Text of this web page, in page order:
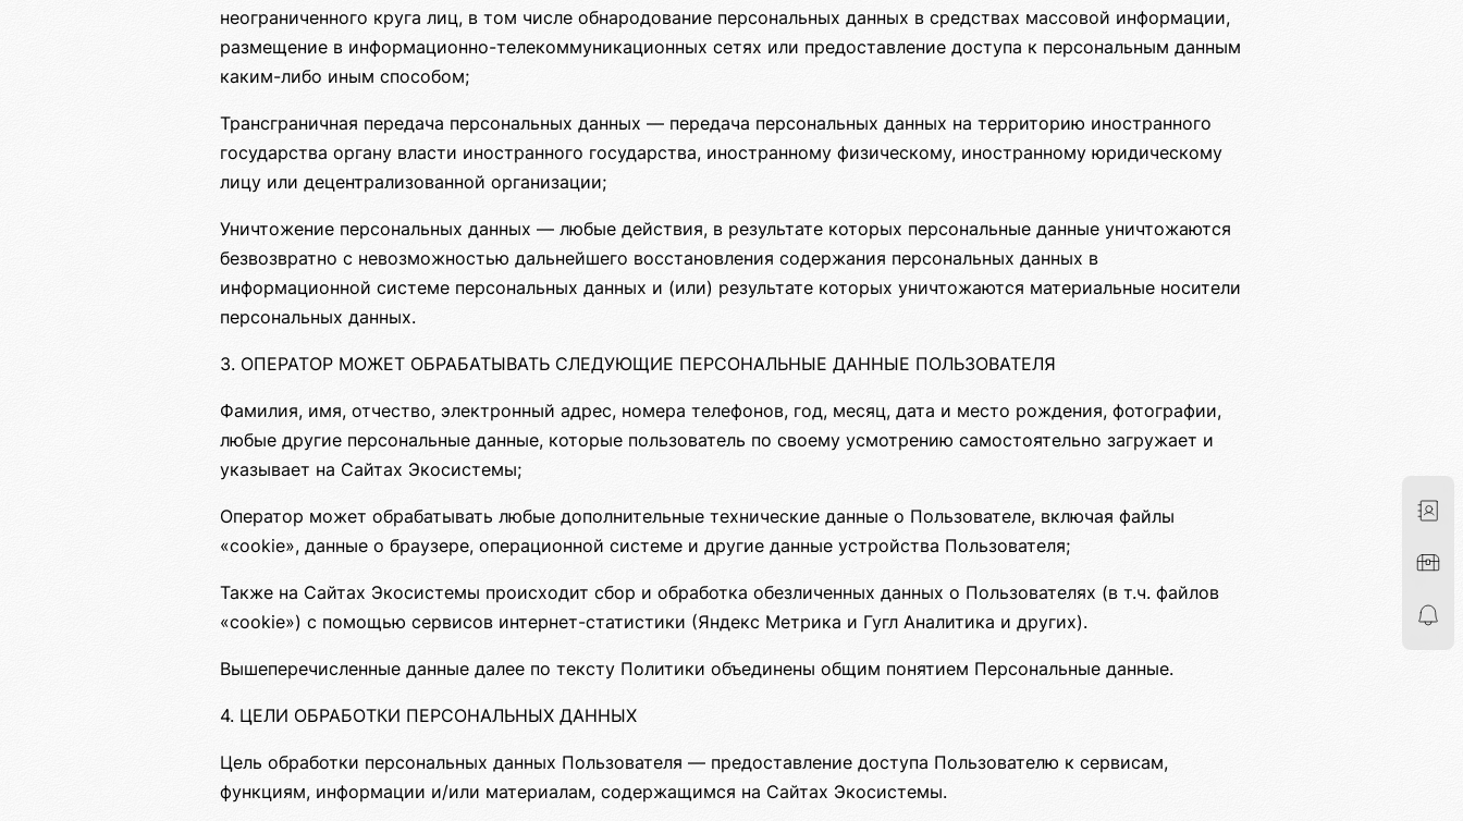
неограниченного круга лиц, в том числе обнародование персональных данных в средствах массовой информации,
размещение в информационно-телекоммуникационных сетях или предоставление доступа к персональным данным
каким-либо иным способом;
Трансграничная передача персональных данных — передача персональных данных на территорию иностранного
государства органу власти иностранного государства, иностранному физическому, иностранному юридическому
лицу или децентрализованной организации;
Уничтожение персональных данных — любые действия, в результате которых персональные данные уничтожаются
безвозвратно с невозможностью дальнейшего восстановления содержания персональных данных в
информационной системе персональных данных и (или) результате которых уничтожаются материальные носители
персональных данных.
3. ОПЕРАТОР МОЖЕТ ОБРАБАТЫВАТЬ СЛЕДУЮЩИЕ ПЕРСОНАЛЬНЫЕ ДАННЫЕ ПОЛЬЗОВАТЕЛЯ
Фамилия, имя, отчество, электронный адрес, номера телефонов, год, месяц, дата и место рождения, фотографии,
любые другие персональные данные, которые пользователь по своему усмотрению самостоятельно загружает и
указывает на Сайтах Экосистемы;
Оператор может обрабатывать любые дополнительные технические данные о Пользователе, включая файлы
«cookie», данные о браузере, операционной системе и другие данные устройства Пользователя;
Также на Сайтах Экосистемы происходит сбор и обработка обезличенных данных о Пользователях (в т.ч. файлов
«cookie») с помощью сервисов интернет-статистики (Яндекс Метрика и Гугл Аналитика и других).
Вышеперечисленные данные далее по тексту Политики объединены общим понятием Персональные данные.
4. ЦЕЛИ ОБРАБОТКИ ПЕРСОНАЛЬНЫХ ДАННЫХ
Цель обработки персональных данных Пользователя — предоставление доступа Пользователю к сервисам,
функциям, информации и/или материалам, содержащимся на Сайтах Экосистемы.